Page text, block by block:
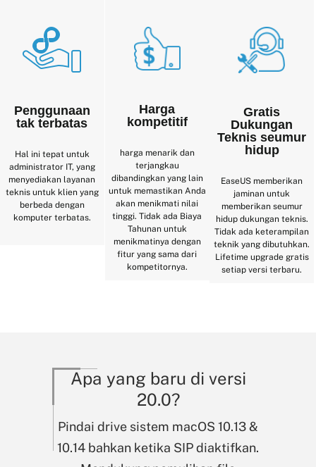
Penggunaan
tak terbatas
Hal ini tepat untuk
administrator IT, yang
menyediakan layanan
teknis untuk klien yang
berbeda dengan
komputer terbatas.
Harga
kompetitif
harga menarik dan
terjangkau
dibandingkan yang lain
untuk memastikan Anda
akan menikmati nilai
tinggi. Tidak ada Biaya
Tahunan untuk
menikmatinya dengan
fitur yang sama dari
kompetitornya.
Gratis
Dukungan
Teknis seumur
hidup
EaseUS memberikan
jaminan untuk
memberikan seumur
hidup dukungan teknis.
Tidak ada keterampilan
teknik yang dibutuhkan.
Lifetime upgrade gratis
setiap versi terbaru.
Apa yang baru di versi
20.0?
Pindai drive sistem macOS 10.13 &
10.14 bahkan ketika SIP diaktifkan.